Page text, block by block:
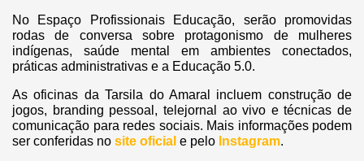
No Espaço Profissionais Educação, serão promovidas
rodas de conversa sobre protagonismo de mulheres
indígenas, saúde mental em ambientes conectados,
práticas administrativas e a Educação 5.0.
As oficinas da Tarsila do Amaral incluem construção de
jogos, branding pessoal, telejornal ao vivo e técnicas de
comunicação para redes sociais. Mais informações podem
ser conferidas no site oficial e pelo Instagram.